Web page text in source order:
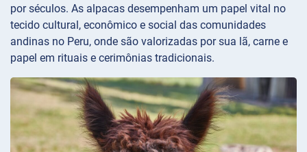
por séculos. As alpacas desempenham um papel vital no
tecido cultural, econômico e social das comunidades
andinas no Peru, onde são valorizadas por sua lã, carne e
papel em rituais e cerimônias tradicionais.